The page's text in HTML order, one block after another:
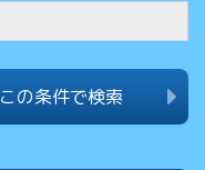
この条件で検索